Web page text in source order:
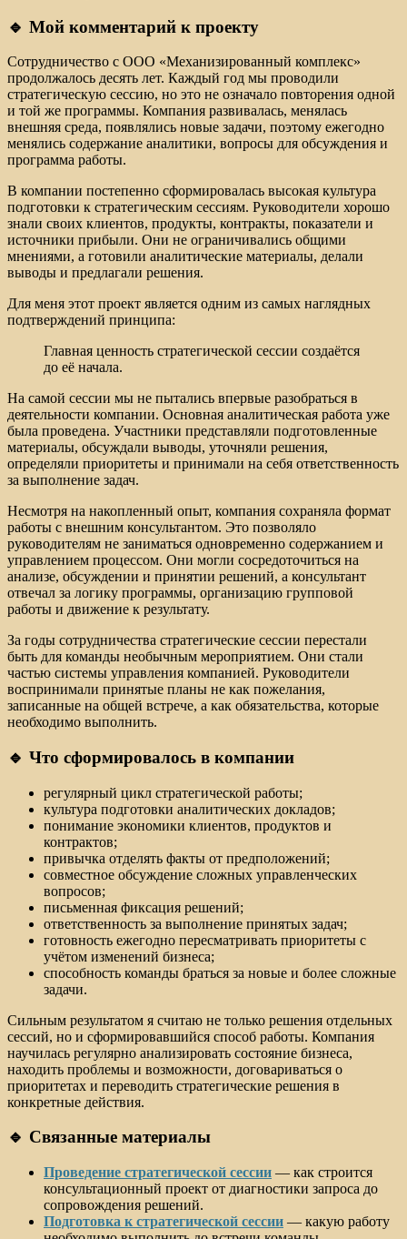
🔹 Мой комментарий к проекту
Сотрудничество с ООО «Механизированный комплекс»
продолжалось десять лет. Каждый год мы проводили
стратегическую сессию, но это не означало повторения одной
и той же программы. Компания развивалась, менялась
внешняя среда, появлялись новые задачи, поэтому ежегодно
менялись содержание аналитики, вопросы для обсуждения и
программа работы.
В компании постепенно сформировалась высокая культура
подготовки к стратегическим сессиям. Руководители хорошо
знали своих клиентов, продукты, контракты, показатели и
источники прибыли. Они не ограничивались общими
мнениями, а готовили аналитические материалы, делали
выводы и предлагали решения.
Для меня этот проект является одним из самых наглядных
подтверждений принципа:
Главная ценность стратегической сессии создаётся
до её начала.
На самой сессии мы не пытались впервые разобраться в
деятельности компании. Основная аналитическая работа уже
была проведена. Участники представляли подготовленные
материалы, обсуждали выводы, уточняли решения,
определяли приоритеты и принимали на себя ответственность
за выполнение задач.
Несмотря на накопленный опыт, компания сохраняла формат
работы с внешним консультантом. Это позволяло
руководителям не заниматься одновременно содержанием и
управлением процессом. Они могли сосредоточиться на
анализе, обсуждении и принятии решений, а консультант
отвечал за логику программы, организацию групповой
работы и движение к результату.
За годы сотрудничества стратегические сессии перестали
быть для команды необычным мероприятием. Они стали
частью системы управления компанией. Руководители
воспринимали принятые планы не как пожелания,
записанные на общей встрече, а как обязательства, которые
необходимо выполнить.
🔹 Что сформировалось в компании
регулярный цикл стратегической работы;
культура подготовки аналитических докладов;
понимание экономики клиентов, продуктов и
контрактов;
привычка отделять факты от предположений;
совместное обсуждение сложных управленческих
вопросов;
письменная фиксация решений;
ответственность за выполнение принятых задач;
готовность ежегодно пересматривать приоритеты с
учётом изменений бизнеса;
способность команды браться за новые и более сложные
задачи.
Сильным результатом я считаю не только решения отдельных
сессий, но и сформировавшийся способ работы. Компания
научилась регулярно анализировать состояние бизнеса,
находить проблемы и возможности, договариваться о
приоритетах и переводить стратегические решения в
конкретные действия.
🔹 Связанные материалы
Проведение стратегической сессии — как строится
консультационный проект от диагностики запроса до
сопровождения решений.
Подготовка к стратегической сессии — какую работу